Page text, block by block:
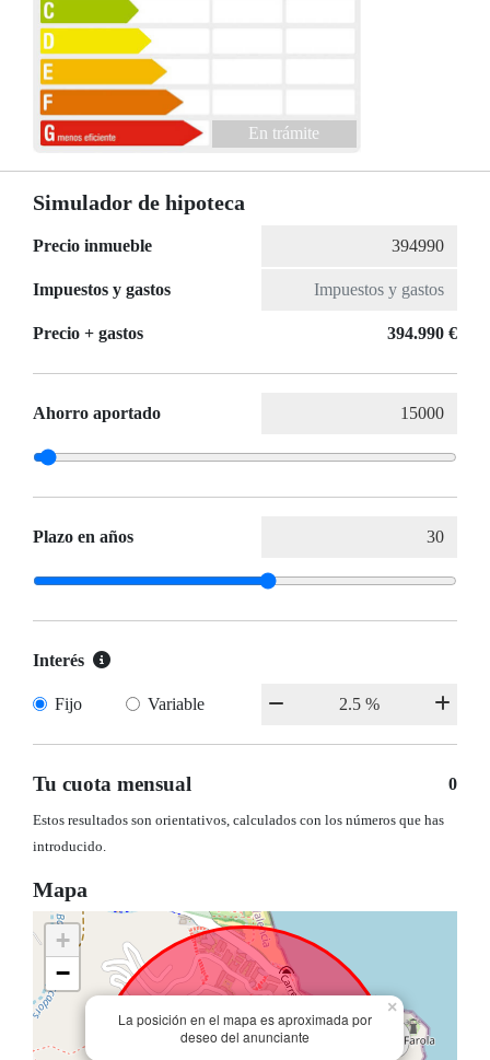
En trámite
Simulador de hipoteca
Precio inmueble
Impuestos y gastos
Precio + gastos 394.990 €
Ahorro aportado
Plazo en años
Interés
Fijo Variable
Tu cuota mensual 0
Estos resultados son orientativos, calculados con los números que has
introducido.
Mapa
La posición en el mapa es aproximada por
deseo del anunciante
×
+
−